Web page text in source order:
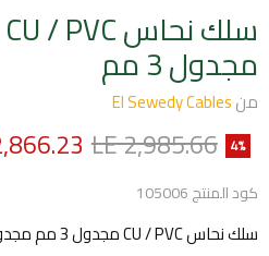
مجدول 3 مم
منEl Sewedy Cables
4% السعر الأصلي
LE 2,985.66 السعر
كود المنتج105006
سلك نحاس CU / PVC مجدول 3 مم مجدول 3 مم